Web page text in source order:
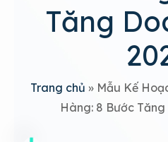
Tăng
Trang chủ » Mẫu Kế
Hàng: 8 Bước